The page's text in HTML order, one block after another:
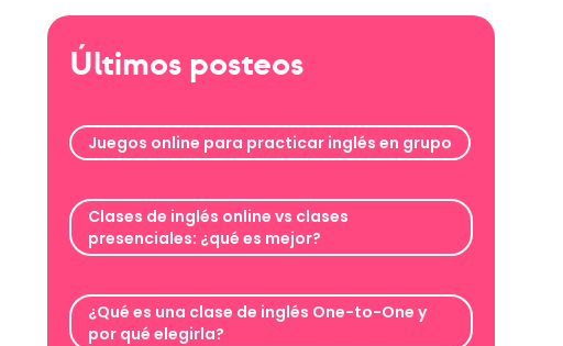
Últimos posteos
Juegos online para practicar inglés en grupo
Clases de inglés online vs clases
presenciales: ¿qué es mejor?
¿Qué es una clase de inglés One-to-One y
por qué elegirla?